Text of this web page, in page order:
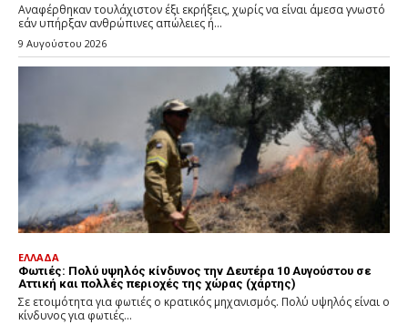
Αναφέρθηκαν τουλάχιστον έξι εκρήξεις, χωρίς να είναι άμεσα γνωστό
εάν υπήρξαν ανθρώπινες απώλειες ή...
9 Αυγούστου 2026
ΕΛΛΑΔΑ
Φωτιές: Πολύ υψηλός κίνδυνος την Δευτέρα 10 Αυγούστου σε
Αττική και πολλές περιοχές της χώρας (χάρτης)
Σε ετοιμότητα για φωτιές ο κρατικός μηχανισμός. Πολύ υψηλός είναι ο
κίνδυνος για φωτιές...